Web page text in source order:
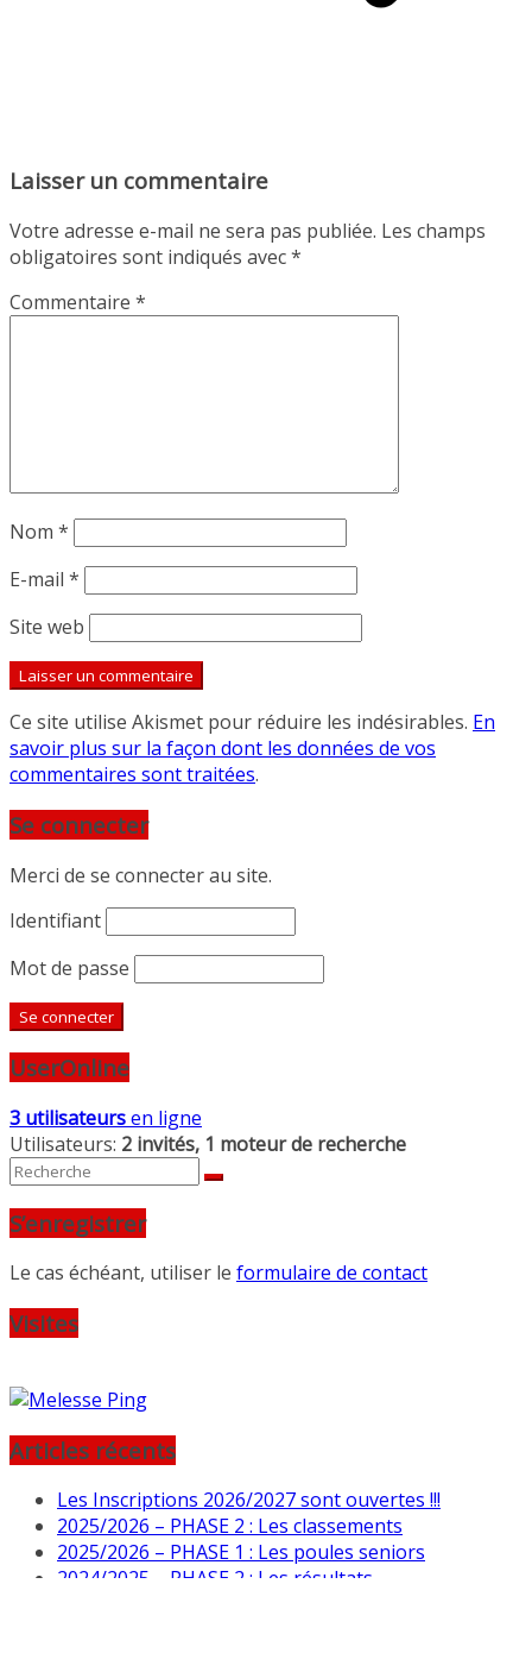
Laisser un commentaire
Votre adresse e-mail ne sera pas publiée. Les champs
obligatoires sont indiqués avec*
Commentaire *
Nom *
E-mail *
Site web
Ce site utilise Akismet pour réduire les indésirables. En
savoir plus sur la façon dont les données de vos
commentaires sont traitées.
Se connecter
Merci de se connecter au site.
Identifiant
Mot de passe
UserOnline
3 utilisateursen ligne
Utilisateurs: 2 invités, 1 moteur de recherche
S’enregistrer
Le cas échéant, utiliser le formulaire de contact
Visites
Articles récents
Les Inscriptions 2026/2027 sont ouvertes !!!
2025/2026 – PHASE 2 : Les classements
2025/2026 – PHASE 1 : Les poules seniors
2024/2025 – PHASE 2 : Les résultats